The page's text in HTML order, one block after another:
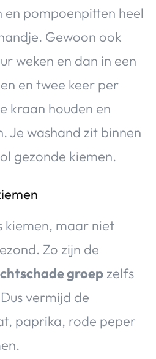
pompoenpitten heel
Gewoon ook
weken en dan in een
en twee keer per
kraan houden en
Je washand zit binnen
gezonde kiemen.
kiemen, maar niet
Zo zijn de
groepzelfs
vermijd de
paprika, rode peper